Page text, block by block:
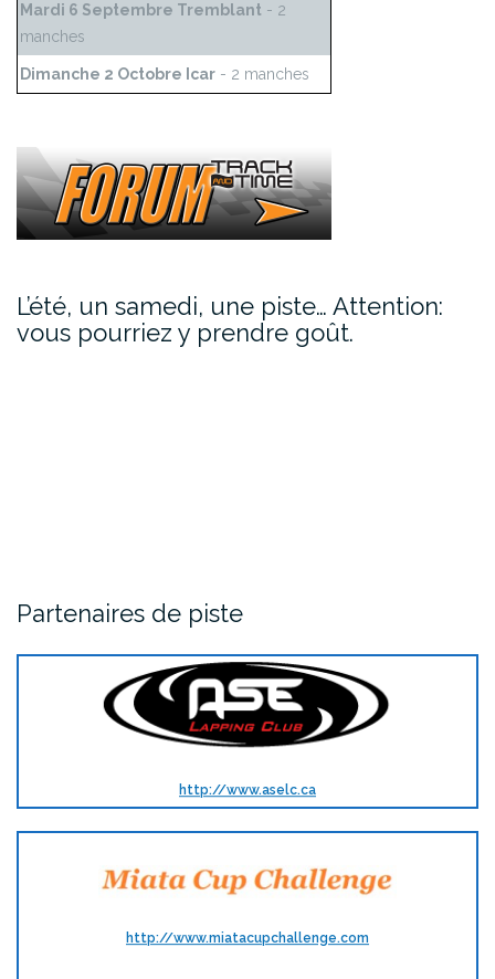
Mardi 6 Septembre Tremblant - 2
manches
Dimanche 2 Octobre Icar - 2 manches
L’été, un samedi, une piste… Attention:
vous pourriez y prendre goût.
Partenaires de piste
http://www.aselc.ca
http://www.miatacupchallenge.com